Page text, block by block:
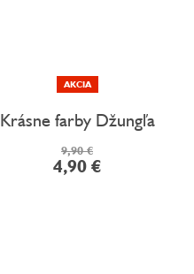
AKCIA
Krásne farby Džungľa
9,90 €
4,90 €